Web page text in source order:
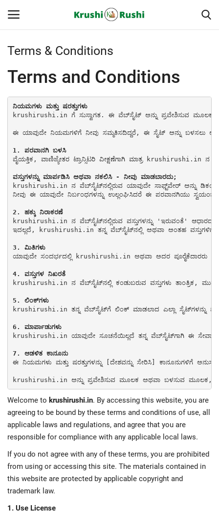
Contact
Krushi Rushi
ಮುಂದಿನ 5 ದಿನಗಳ ಮಳೆ ಮಾಹಿತಿ
Gallery
Terms & Conditions
Terms and Conditions
ನಿಯಮಗಳು ಮತ್ತು ಷರತ್ತುಗಳು
krushirushi.in ಗೆ ಸುಸ್ವಾಗತ. ಈ ವೆಬ್‌ಸೈಟ್ ಅನ್ನು ಪ್ರವೇಶಿಸುವ ಮೂಲಕ, ನೀವು ಈ ನಿಯಮಗಳು ಮತ್ತು ಬಳಕೆಯ ಷರತ್ತುಗಳಿಗೆ ಬದ್ಧರಾಗಿರಲು ಸಮ್ಮತಿಸುತ್ತೀರಿ, ಎಲ್ಲಾ ಅನ್ವಯವಾಗುವ ಕಾನೂನುಗಳು ಮತ್ತು ನಿಬಂಧನೆಗಳು ಮತ್ತು ಅನ್ವಯವಾಗುವ ಯಾವುದೇ ಸ್ಥಳೀಯ ಕಾನೂನುಗಳ ಅನುಸರಣೆಗೆ ನೀವು ಜವಾಬ್ದಾರರಾಗಿರುತ್ತೀರಿ ಎಂದು ಒಪ್ಪಿಕೊಳ್ಳುತ್ತೀರಿ.
ಈ ಯಾವುದೇ ನಿಯಮಗಳಿಗೆ ನೀವು ಸಮ್ಮತಿಸದಿದ್ದರೆ, ಈ ಸೈಟ್ ಅನ್ನು ಬಳಸಲು ಅಥವಾ ಪ್ರವೇಶಿಸಲು ನಿಮ್ಮನ್ನು ನಿಷೇಧಿಸಲಾಗಿದೆ. ಈ
1. ಪರವಾನಗಿ ಬಳಸಿ
ವೈಯಕ್ತಿಕ, ವಾಣಿಜ್ಯೇತರ ಟ್ರಾನ್ಸಿಟರಿ ವೀಕ್ಷಣೆಗಾಗಿ ಮಾತ್ರ krushirushi.in ನ ವೆಬ್‌ಸೈಟ್‌ನಲ್ಲಿ ವಸ್ತುಗಳ (ಮಾಹಿತಿ ಅಥವಾ ಸಾಫ್ಟ್‌ವೇರ್) ಒಂದು ಪ್ರತಿಯನ್ನು ತಾತ್ಕಾಲಿಕವಾಗಿ ಡೌನ್‌ಲೋಡ್ ಮಾಡಲು ಅನುಮತಿ ನೀಡಲಾಗಿದೆ. ಇದು ಪರವಾನಗಿಯ ಅನುದಾನವಾಗಿದೆ, ಶೀರ್ಷಿಕೆಯ ವರ್ಗಾವಣೆಯಲ್ಲ, ಮತ್ತು ಈ ಪರವಾನಗಿ ಅಡಿಯಲ್ಲಿ, ನೀವು
krushirushi.in ನ ವೆಬ್‌ಸೈಟ್‌ನಲ್ಲಿರುವ ಯಾವುದೇ ಸಾಫ್ಟ್‌ವೇರ್ ಅನ್ನು ಡಿಕಂಪೈಲ್ ಮಾಡಲು ಅಥವಾ ರಿವರ್ಸ್ ಇಂಜಿನಿಯರ್ ಮಾಡಲು ಪ್ರಯತ್ನಿಸುವುದು; ವಸ್ತುಗಳಿಂದ ಯಾವುದೇ ಹಕ್ಕುಸ್ವಾಮ್ಯ ಅಥವಾ ಇತರ ಸ್ವಾಮ್ಯದ ಸಂಕೇತಗಳನ್ನು ತೆಗೆದುಹಾಕಿ; ಅಥವಾ ವಸ್ತುಗಳನ್ನು ಇನ್ನೊಬ್ಬ ವ್ಯಕ್ತಿಗೆ ವರ್ಗಾಯಿಸಿ ಅಥವಾ ಯಾವುದೇ ಇತರ ಸರ್ವರ್‌ನಲ್ಲಿ ವಸ್ತುಗಳನ್ನು "Mirror" ಮಾಡಬಾರದು.
ನೀವು ಈ ಯಾವುದೇ ನಿರ್ಬಂಧಗಳನ್ನು ಉಲ್ಲಂಘಿಸಿದರೆ ಈ ಪರವಾನಗಿಯು ಸ್ವಯಂಚಾಲಿತವಾಗಿ
2. ಹಕ್ಕು ನಿರಾಕರಣೆ
krushirushi.in ನ ವೆಬ್‌ಸೈಟ್‌ನಲ್ಲಿರುವ ವಸ್ತುಗಳನ್ನು 'ಇರುವಂತೆ' ಆಧಾರದ ಮೇಲೆ ಒದಗಿಸಲಾಗಿದೆ. krushirushi.in ಯಾವುದೇ ವಾರಂಟಿಗಳನ್ನು ವ್ಯಕ್ತಪಡಿಸುವುದಿಲ್ಲ ಅಥವಾ ಸೂಚಿಸುವುದಿಲ್ಲ, ಮತ್ತು ಮಿತಿಯಿಲ್ಲದೆ, ಸೂಚಿತ ವಾರಂಟಿಗಳು ಅಥವಾ ವ್ಯಾಪಾರದ ಷರತ್ತುಗಳು, ನಿರ್ದಿಷ್ಟ ಉದ್ದೇಶಕ್ಕಾಗಿ ಫಿಟ್‌ನೆಸ್, ಅಥವಾ ಬೌದ್ಧಿಕ ಆಸ್ತಿಯ ಉಲ್ಲಂಘನೆ ಅಥವಾ ಇತರ ಹಕ್ಕುಗಳ ಉಲ್ಲಂಘನೆಯನ್ನು ಒಳಗೊಂಡಂತೆ ಎಲ್ಲಾ ಇತರ ವಾರಂಟಿಗಳನ್ನು ನಿರಾಕರಿಸುತ್ತದೆ ಮತ್ತು ನಿರಾಕರಿಸುತ್ತದೆ.
ಇದಲ್ಲದೆ, krushirushi.in ತನ್ನ ವೆಬ್‌ಸೈಟ್‌ನಲ್ಲಿ ಅಥವಾ ಅಂತಹ ವಸ್ತುಗಳಿಗೆ ಅಥವಾ ಈ ಸೈಟ್‌ಗೆ ಲಿಂಕ್ ಮಾಡಲಾದ ಯಾವುದೇ ಸೈಟ್‌ಗಳಿಗೆ ಸಂಬಂಧಿಸಿದ ವಸ್ತುಗಳ ಬಳಕೆಯ ನಿಖರತೆ, ಸಂಭವನೀಯ ಫಲಿತಾಂಶಗಳು ಅಥವಾ ವಿಶ್ವಾಸಾರ್ಹತೆಗೆ ಸಂಬಂಧಿಸಿದಂತೆ ಯಾವುದೇ ಪ್ರಾತಿನಿಧ್ಯವನ್ನು ನೀಡುವುದಿಲ್ಲ ಅಥವಾ ನೀಡುವುದಿಲ್ಲ.
3. ಮಿತಿಗಳು
ಯಾವುದೇ ಸಂದರ್ಭದಲ್ಲಿ krushirushi.in ಅಥವಾ ಅದರ ಪೂರೈಕೆದಾರರು krushirushi.in ನಲ್ಲಿನ
4. ವಸ್ತುಗಳ ನಿಖರತೆ
krushirushi.in ನ ವೆಬ್‌ಸೈಟ್‌ನಲ್ಲಿ ಕಂಡುಬರುವ ವಸ್ತುಗಳು ತಾಂತ್ರಿಕ, ಮುದ್ರಣದ ಅಥವಾ ಛಾಯಾಚಿತ್ರ ದೋಷಗಳನ್ನು ಒಳಗೊಂಡಿರಬಹುದು. krushirushi.in ತನ್ನ ವೆಬ್‌ಸೈಟ್‌ನಲ್ಲಿರುವ ಯಾವುದೇ ವಸ್ತುಗಳು ನಿಖರ, ಸಂಪೂರ್ಣ ಅಥವಾ ಪ್ರಸ್ತುತ ಎಂದು ಖಾತರಿಪಡಿಸುವುದಿಲ್ಲ. krushirushi.in ಯಾವುದೇ ಸೂಚನೆಯಿಲ್ಲದೆ ತನ್ನ ವೆಬ್‌ಸೈಟ್‌ನಲ್ಲಿರುವ ವಸ್ತುಗಳಿಗೆ ಬದಲಾವಣೆಗಳನ್ನು ಮಾಡಬಹುದು. ಆದಾಗ್ಯೂ, krushirushi.in ವಸ್ತುಗಳನ್ನು ನವೀಕರಿಸಲು ಯಾವುದೇ ಬದ್ಧತೆಯನ್ನು ಮಾಡುವುದಿಲ್ಲ.
5. ಲಿಂಕ್‌ಗಳು
krushirushi.in ತನ್ನ ವೆಬ್‌ಸೈಟ್‌ಗೆ ಲಿಂಕ್ ಮಾಡಲಾದ ಎಲ್ಲಾ ಸೈಟ್‌ಗಳನ್ನು ಪರಿಶೀಲಿಸಿಲ್ಲ ಮತ್ತು ಅಂತಹ ಯಾವುದೇ ಲಿಂಕ್ ಮಾಡಿದ ಸೈಟ್‌ನ ವಿಷಯಗಳಿಗೆ ಜವಾಬ್ದಾರನಾಗಿರುವುದಿಲ್ಲ. ಯಾವುದೇ ಲಿಂಕ್‌ನ ಸೇರ್ಪಡೆಯು ಸೈಟ್‌ನ krushirushi.in ನಿಂದ ಅನುಮೋದನೆಯನ್ನು ಸೂಚಿಸುವುದಿಲ್ಲ. ಅಂತಹ ಯಾವುದೇ ಲಿಂಕ್ ಮಾಡಿದ ವೆಬ್‌ಸೈಟ್‌ನ ಬಳಕೆ ಬಳಕೆದಾರರ ಸ್ವಂತ ಅಪಾಯದಲ್ಲಿದೆ.
6. ಮಾರ್ಪಾಡುಗಳು
krushirushi.in ಯಾವುದೇ ಸೂಚನೆಯಿಲ್ಲದೆ ತನ್ನ ವೆಬ್‌ಸೈಟ್‌ಗಾಗಿ ಈ ಸೇವಾ ನಿಯಮಗಳನ್ನು ಪರಿಷ್ಕರಿಸಬಹುದು. ಈ ವೆಬ್‌ಸೈಟ್ ಬಳಸುವ ಮೂಲಕ, ಈ ಸೇವಾ ನಿಯಮಗಳ ಆಗಿನ ಪ್ರಸ್ತುತ ಆವೃತ್ತಿಗೆ ಬದ್ಧರಾಗಿರಲು ನೀವು ಸಮ್ಮತಿಸುತ್ತೀರಿ.
7. ಆಡಳಿತ ಕಾನೂನು
ಈ ನಿಯಮಗಳು ಮತ್ತು ಷರತ್ತುಗಳನ್ನು [ದೇಶವನ್ನು ಸೇರಿಸಿ] ಕಾನೂನುಗಳಿಗೆ
krushirushi.in ಅನ್ನು ಪ್ರವೇಶಿಸುವ ಮೂಲಕ ಅಥವಾ ಬಳಸುವ ಮೂಲಕ,
Welcome to krushirushi.in. By accessing this website, you are
agreeing to be bound by these terms and conditions of use, all
applicable laws and regulations, and agree that you are
responsible for compliance with any applicable local laws.
If you do not agree with any of these terms, you are prohibited
from using or accessing this site. The materials contained in
this website are protected by applicable copyright and
trademark law.
1. Use License